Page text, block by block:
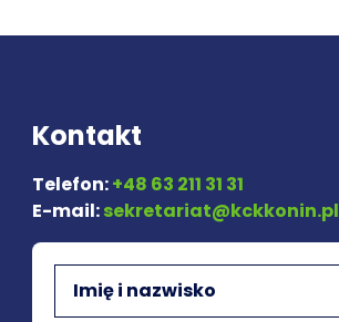
Kontakt
Telefon:+48 63 211 31 31
E-mail:sekretariat@kckkonin.pl